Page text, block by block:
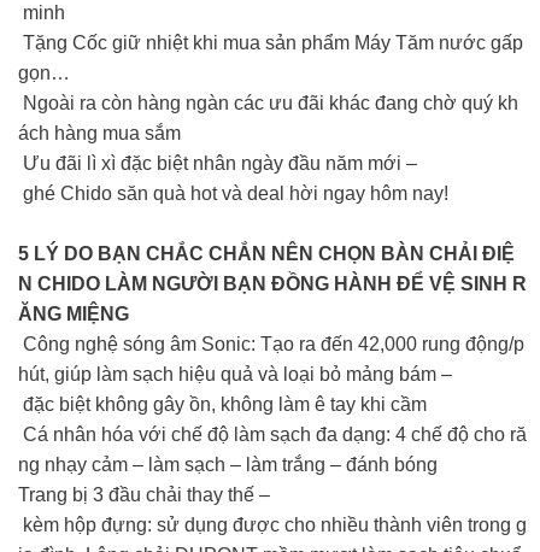
minh
Tặng Cốc giữ nhiệt khi mua sản phẩm Máy Tăm nước gấp
gọn…
Ngoài ra còn hàng ngàn các ưu đãi khác đang chờ quý kh
ách hàng mua sắm
Ưu đãi lì xì đặc biệt nhân ngày đầu năm mới –
ghé Chido săn quà hot và deal hời ngay hôm nay!
5 LÝ DO BẠN CHẮC CHẮN NÊN CHỌN BÀN CHẢI ĐIỆ
N CHIDO LÀM NGƯỜI BẠN ĐỒNG HÀNH ĐỂ VỆ SINH R
ĂNG MIỆNG
Công nghệ sóng âm Sonic: Tạo ra đến 42,000 rung động/p
hút, giúp làm sạch hiệu quả và loại bỏ mảng bám –
đặc biệt không gây ồn, không làm ê tay khi cầm
Cá nhân hóa với chế độ làm sạch đa dạng: 4 chế độ cho ră
ng nhạy cảm – làm sạch – làm trắng – đánh bóng
Trang bị 3 đầu chải thay thế –
kèm hộp đựng: sử dụng được cho nhiều thành viên trong g